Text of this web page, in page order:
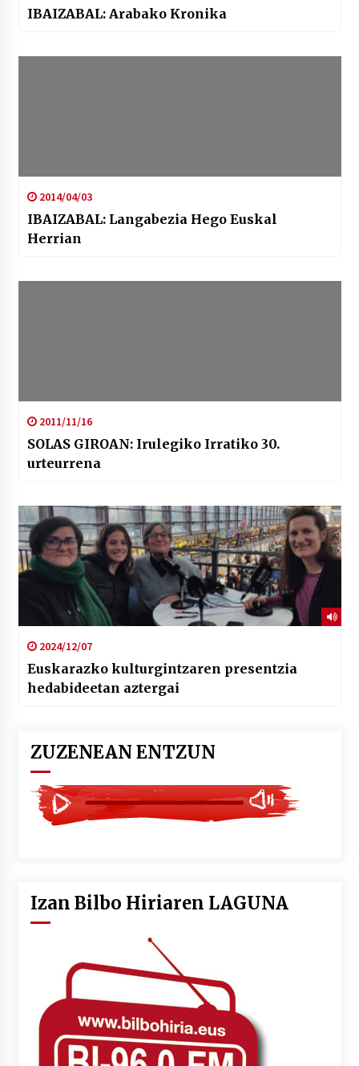
IBAIZABAL: Arabako Kronika
2014/04/03
IBAIZABAL: Langabezia Hego Euskal
Herrian
2011/11/16
SOLAS GIROAN: Irulegiko Irratiko 30.
urteurrena
2024/12/07
Euskarazko kulturgintzaren presentzia
hedabideetan aztergai
ZUZENEAN ENTZUN
Izan Bilbo Hiriaren LAGUNA